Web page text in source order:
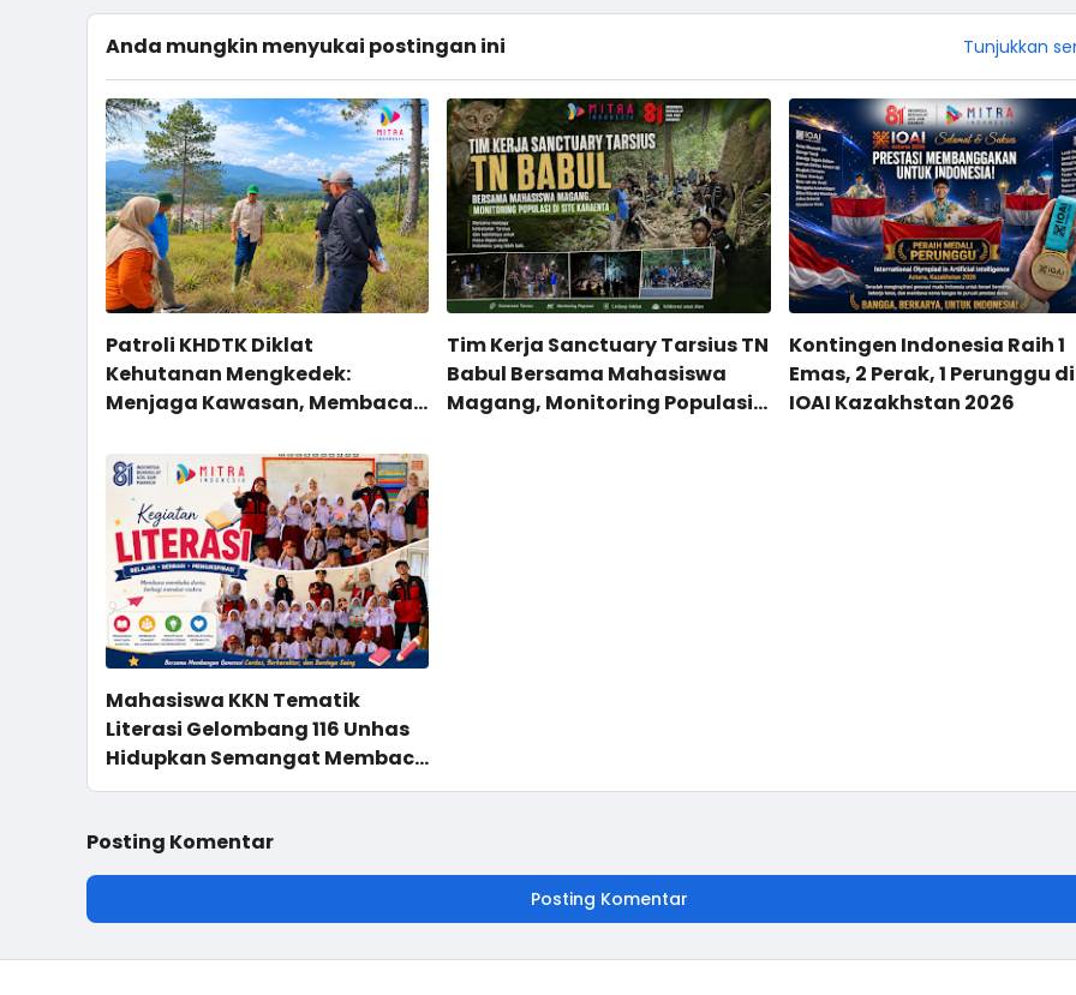
Anda mungkin menyukai postingan ini Tunjukkan
Patroli KHDTK Diklat
Kehutanan Mengkedek:
Menjaga Kawasan, Membaca
Tim Kerja Sanctuary Tarsius TN
Babul Bersama Mahasiswa
Magang, Monitoring Populasi
Kontingen Indonesia Raih 1
Emas, 2 Perak, 1 Perunggu di
IOAI Kazakhstan 2026
Mahasiswa KKN Tematik
Literasi Gelombang 116 Unhas
Hidupkan Semangat Membaca
Melalui Program NYALA di UPT
Posting Komentar
Posting Komentar